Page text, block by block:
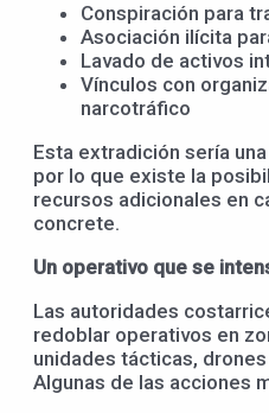
Conspiración para
Asociación ilícita
Lavado de activos
Vínculos con
narcotráfico
Esta extradición sería
por lo que existe la
recursos adicionales en
concrete.
Un operativo que se
Las autoridades
redoblar operativos en
unidades tácticas,
Algunas de las acciones